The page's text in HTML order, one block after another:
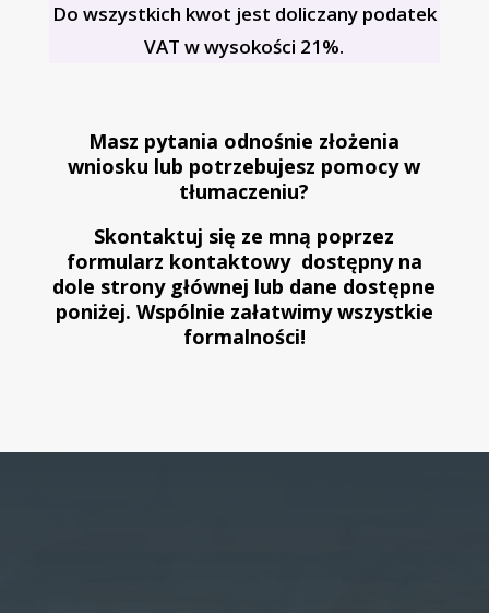
Do wszystkich kwot jest doliczany podatek
VAT w wysokości 21%.
Masz pytania odnośnie złożenia
wniosku lub potrzebujesz pomocy w
tłumaczeniu?
Skontaktuj się ze mną poprzez
formularz kontaktowy dostępny na
dole strony głównej lub dane dostępne
poniżej. Wspólnie załatwimy wszystkie
formalności!